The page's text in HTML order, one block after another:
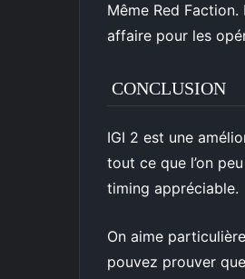
Même Red
affaire pour les
CONCLUSION
IGI 2 est une
tout ce que l’on
timing appréciable.
On aime
pouvez prouver